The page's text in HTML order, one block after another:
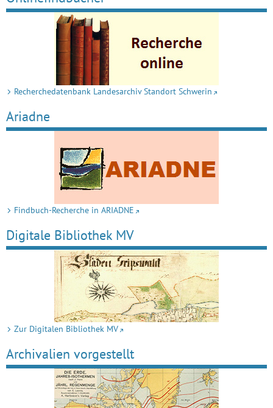
Recherchedatenbank Landesarchiv Standort Schwerin
Ariadne
Findbuch-Recherche in ARIADNE
Digitale Bibliothek MV
Zur Digitalen Bibliothek MV
Archivalien vorgestellt